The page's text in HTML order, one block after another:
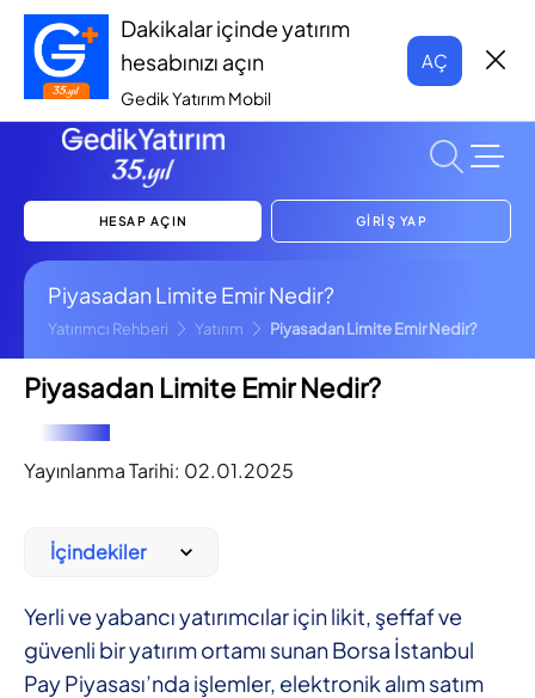
Dakikalar içinde yatırım
hesabınızı açın
Gedik Yatırım Mobil
AÇ
HESAP AÇIN GİRİŞ YAP
Piyasadan Limite Emir Nedir?
Yatırımcı Rehberi Yatırım Piyasadan Limite Emir Nedir?
Piyasadan Limite Emir Nedir?
Yayınlanma Tarihi: 02.01.2025
İçindekiler
Yerli ve yabancı yatırımcılar için likit, şeffaf ve
güvenli bir yatırım ortamı sunan Borsa İstanbul
Pay Piyasası’nda işlemler, elektronik alım satım